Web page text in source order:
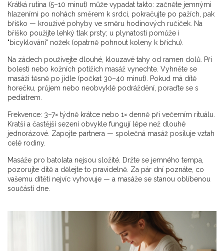
Krátká rutina (5–10 minut) může vypadat takto: začněte jemnými
hlazeními po nohách směrem k srdci, pokračujte po pažích, pak
bříško — krouživé pohyby ve směru hodinových ručiček. Na
bříško použijte lehký tlak prsty; u plynatosti pomůže i
"bicyklování" nožek (opatrně pohnout koleny k břichu).
Na zádech používejte dlouhé, klouzavé tahy od ramen dolů. Při
bolesti nebo kožních potížích masáž vynechte. Vyhněte se
masáži těsně po jídle (počkat 30–40 minut). Pokud má dítě
horečku, průjem nebo neobvyklé podráždění, poraďte se s
pediatrem.
Frekvence: 3–7× týdně krátce nebo 1× denně při večerním rituálu.
Kratší a častější sezení obvykle fungují lépe než dlouhé
jednorázové. Zapojte partnera — společná masáž posiluje vztah
celé rodiny.
Masáže pro batolata nejsou složité. Držte se jemného tempa,
pozorujte dítě a dělejte to pravidelně. Za pár dní poznáte, co
vašemu dítěti nejvíc vyhovuje — a masáže se stanou oblíbenou
součástí dne.